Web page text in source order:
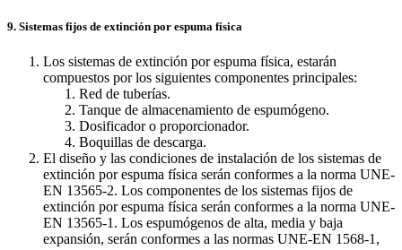
9. Sistemas fijos de extinción por espuma física
Los sistemas de extinción por espuma física, estarán
compuestos por los siguientes componentes principales:
Red de tuberías.
Tanque de almacenamiento de espumógeno.
Dosificador o proporcionador.
Boquillas de descarga.
El diseño y las condiciones de instalación de los sistemas de
extinción por espuma física serán conformes a la norma UNE-
EN 13565-2. Los componentes de los sistemas fijos de
extinción por espuma física serán conformes a la norma UNE-
EN 13565-1. Los espumógenos de alta, media y baja
expansión, serán conformes a las normas UNE-EN 1568-1,